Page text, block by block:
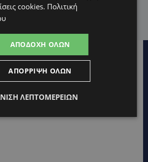
Έπεσαν στη θάλασσα για έναν σκοπό –
κολύμπησαν στον Πρωταρά για την
(Φώτο)
cookies. Πολιτική
ΑΠΟΔΟΧΉ ΌΛΩΝ
ΑΠΌΡΡΙΨΗ ΌΛΩΝ
ΛΕΠΤΟΜΕΡΕΙΏΝ